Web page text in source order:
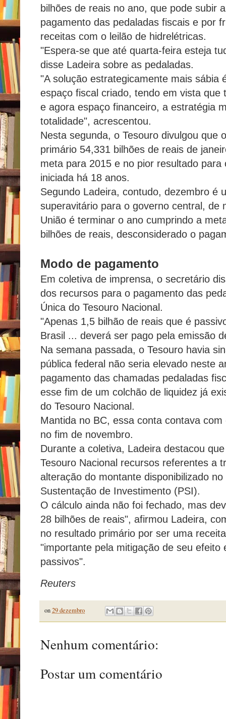
bilhões de reais no ano, que pode subir
pagamento das pedaladas fiscais e por
receitas com o leilão de hidrelétricas.
"Espera-se que até quarta-feira esteja
disse Ladeira sobre as pedaladas.
"A solução estrategicamente mais sábia
espaço fiscal criado, tendo em vista
e agora espaço financeiro, a estratégia
totalidade", acrescentou.
Nesta segunda, o Tesouro divulgou que
primário 54,331 bilhões de reais de
meta para 2015 e no pior resultado
iniciada há 18 anos.
Segundo Ladeira, contudo, dezembro é
superavitário para o governo central, de
União é terminar o ano cumprindo a
bilhões de reais, desconsiderado o
Modo de pagamento
Em coletiva de imprensa, o secretário
dos recursos para o pagamento das
Única do Tesouro Nacional.
"Apenas 1,5 bilhão de reais que é
Brasil ... deverá ser pago pela emissão
Na semana passada, o Tesouro havia
pública federal não seria elevado neste
pagamento das chamadas pedaladas
esse fim de um colchão de liquidez já
do Tesouro Nacional.
Mantida no BC, essa conta contava
no fim de novembro.
Durante a coletiva, Ladeira destacou
Tesouro Nacional recursos referentes a
alteração do montante disponibilizado
Sustentação de Investimento (PSI).
O cálculo ainda não foi fechado, mas
28 bilhões de reais", afirmou Ladeira,
no resultado primário por ser uma
"importante pela mitigação de seu efeito
passivos".
Reuters
on29 dezembro
Nenhum comentário:
Postar um comentário